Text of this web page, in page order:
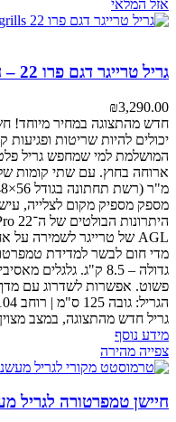
אזל המלאי
גריל טרייגר דגם פרו 22 – חדש מהתצוגה
₪3,290.00
חדש מהתצוגה במחיר מיוחד!
יכולים להיות שריטות ופגיעות
המושלמת למי שמחפש גריל
ארוחה בחוץ.
מספק מספיק מקום לצלייה,
היתרונות הבולטים של ה־Pro 22:
AGL של טרייגר לשמירה על אחידות חום לאורך כל תהליך הבישול.
מדי חום לבשר למדידת
גדולה – 8.5 ק"ג.
גלגלים
פשוט. אפשרות לשדרוג עם
הגריל: גובה 125 ס"מ | רוחב 104 ס"מ | עומק 69 ס"מ | משקל 47 ק"ג.
גריל חדש מהתצוגה, במצב
מידע נוסף
צפייה מהירה
חיישן טמפרטורה לגריל